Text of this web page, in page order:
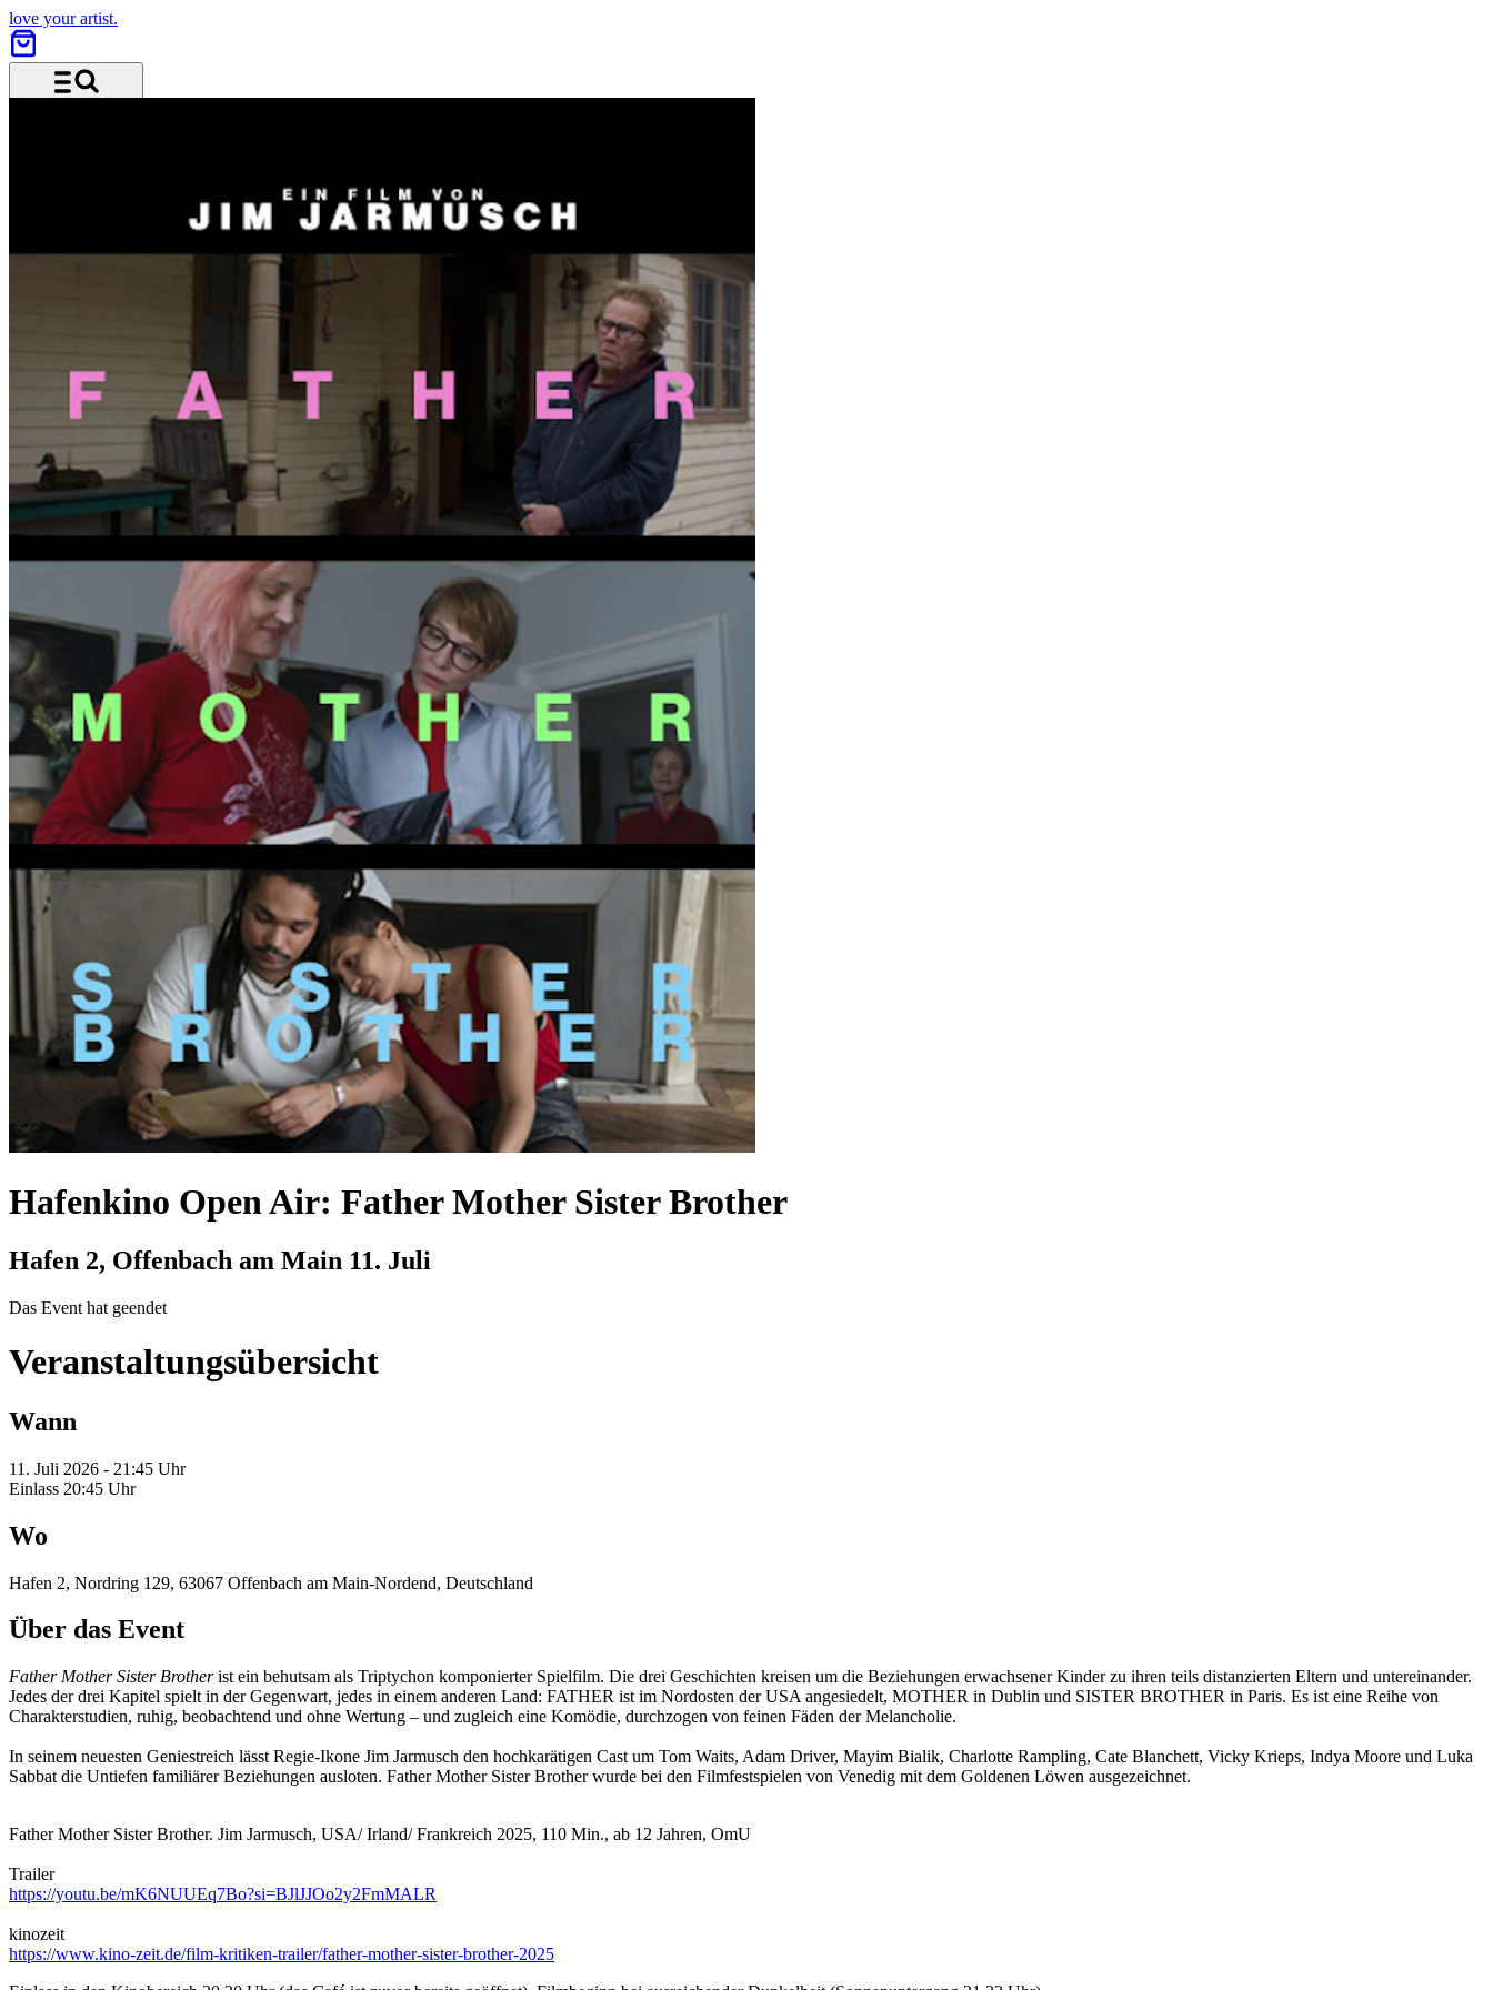
love your artist.
Hafenkino Open Air: Father Mother Sister Brother
Hafen 2, Offenbach am Main 11. Juli
Das Event hat geendet
Veranstaltungsübersicht
Wann
11. Juli 2026 - 21:45 Uhr
Einlass 20:45 Uhr
Wo
Hafen 2, Nordring 129, 63067 Offenbach am Main-Nordend, Deutschland
Über das Event
Father Mother Sister Brotherist ein behutsam als Triptychon komponierter Spielfilm. Die drei Geschichten kreisen um die Beziehungen erwachsener Kinder zu ihren teils distanzierten Eltern und untereinander.
Jedes der drei Kapitel spielt in der Gegenwart, jedes in einem anderen Land: FATHER ist im Nordosten der USA angesiedelt, MOTHER in Dublin und SISTER BROTHER in Paris. Es ist eine Reihe von
Charakterstudien, ruhig, beobachtend und ohne Wertung – und zugleich eine Komödie, durchzogen von feinen Fäden der Melancholie.
In seinem neuesten Geniestreich lässt Regie-Ikone Jim Jarmusch den hochkarätigen Cast um Tom Waits, Adam Driver, Mayim Bialik, Charlotte Rampling, Cate Blanchett, Vicky Krieps, Indya Moore und Luka
Sabbat die Untiefen familiärer Beziehungen ausloten. Father Mother Sister Brother wurde bei den Filmfestspielen von Venedig mit dem Goldenen Löwen ausgezeichnet.
Father Mother Sister Brother. Jim Jarmusch, USA/ Irland/ Frankreich 2025, 110 Min., ab 12 Jahren, OmU
Trailer
https://youtu.be/mK6NUUEq7Bo?si=BJlJJOo2y2FmMALR
kinozeit
https://www.kino-zeit.de/film-kritiken-trailer/father-mother-sister-brother-2025